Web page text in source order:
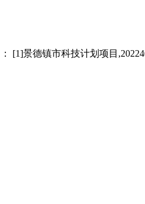
[1]景德镇市科技计划项目